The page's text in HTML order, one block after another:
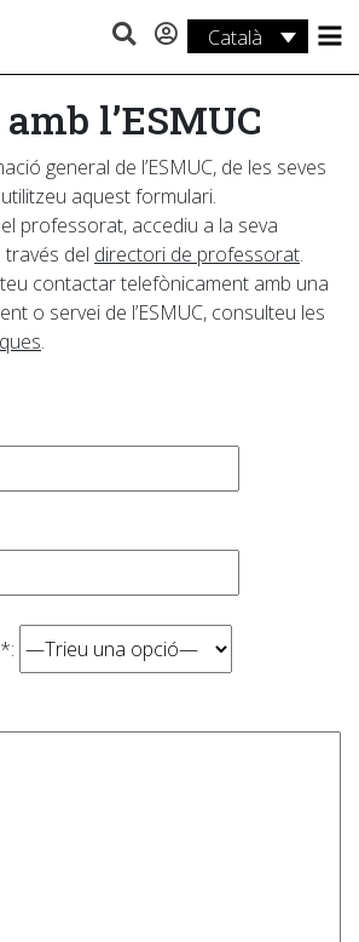
Català
l’ESMUC
general de l’ESMUC, de les seves
aquest formulari.
professorat, accediu a la seva
del directori de professorat.
contactar telefònicament amb una
o servei de l’ESMUC, consulteu les
.